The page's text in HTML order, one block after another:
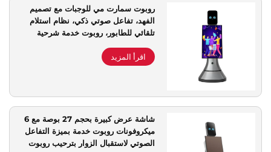
دعم الخدمة
اتصل بنا
روبوت سمارت مي للوجبات مع تصميم
الفهد، تفاعل صوتي ذكي، نظام استلام
تلقائي للطابور، روبوت خدمة شرحية
اقرأ المزيد
شاشة عرض كبيرة بحجم 27 بوصة مع 6
ميكروفونات روبوت خدمة بميزة التفاعل
الصوتي لاستقبال الزوار بترحيب روبوت